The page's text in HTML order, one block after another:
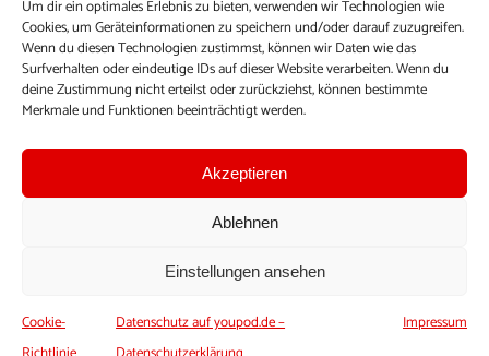
Um dir ein optimales Erlebnis zu bieten, verwenden wir Technologien wie
Cookies, um Geräteinformationen zu speichern und/oder darauf zuzugreifen.
Wenn du diesen Technologien zustimmst, können wir Daten wie das
Surfverhalten oder eindeutige IDs auf dieser Website verarbeiten. Wenn du
deine Zustimmung nicht erteilst oder zurückziehst, können bestimmte
Merkmale und Funktionen beeinträchtigt werden.
Akzeptieren
Ablehnen
Einstellungen ansehen
Cookie-
Datenschutz auf youpod.de –
Impressum
youpod.de lebt von Menschen wie dir. Sammel
journalistische Erfahrung, teile deine Perspektive und
veröffentliche deine Beiträge auf youpod.de.Du musst
dich anmelden, um alle Funktionen nutzen zu können, ein
Profil anzulegen, eigene Beiträge hochzuladen und zu
Einloggen